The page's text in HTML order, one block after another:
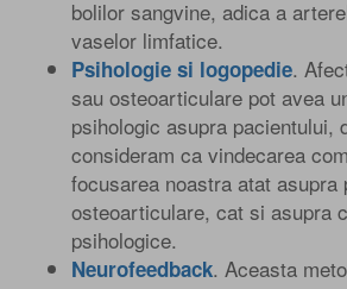
bolilor sangvine, adica a
vaselor limfatice.
Psihologie si logopedie.
sau osteoarticulare pot avea
psihologic asupra pacientului,
consideram ca vindecarea
focusarea noastra atat asupra
osteoarticulare, cat si asupra
psihologice.
Neurofeedback. Aceasta